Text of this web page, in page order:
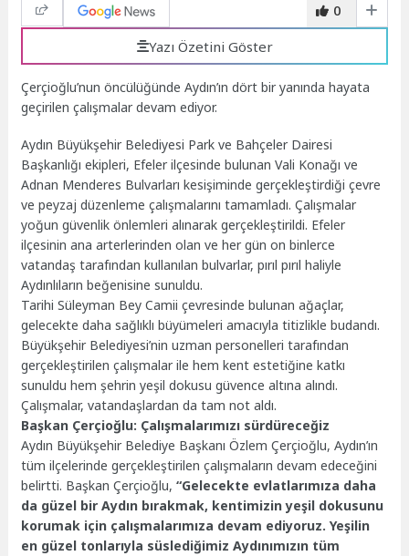
0
Yazı Özetini Göster
Çerçioğlu’nun öncülüğünde Aydın’ın dört bir yanında hayata
geçirilen çalışmalar devam ediyor.
Aydın Büyükşehir Belediyesi Park ve Bahçeler Dairesi
Başkanlığı ekipleri, Efeler ilçesinde bulunan Vali Konağı ve
Adnan Menderes Bulvarları kesişiminde gerçekleştirdiği çevre
ve peyzaj düzenleme çalışmalarını tamamladı. Çalışmalar
yoğun güvenlik önlemleri alınarak gerçekleştirildi. Efeler
ilçesinin ana arterlerinden olan ve her gün on binlerce
vatandaş tarafından kullanılan bulvarlar, pırıl pırıl haliyle
Aydınlıların beğenisine sunuldu.
Tarihi Süleyman Bey Camii çevresinde bulunan ağaçlar,
gelecekte daha sağlıklı büyümeleri amacıyla titizlikle budandı.
Büyükşehir Belediyesi’nin uzman personelleri tarafından
gerçekleştirilen çalışmalar ile hem kent estetiğine katkı
sunuldu hem şehrin yeşil dokusu güvence altına alındı.
Çalışmalar, vatandaşlardan da tam not aldı.
Başkan Çerçioğlu: Çalışmalarımızı sürdüreceğiz
Aydın Büyükşehir Belediye Başkanı Özlem Çerçioğlu, Aydın’ın
tüm ilçelerinde gerçekleştirilen çalışmaların devam edeceğini
belirtti. Başkan Çerçioğlu,“Gelecekte evlatlarımıza daha
da güzel bir Aydın bırakmak, kentimizin yeşil dokusunu
korumak için çalışmalarımıza devam ediyoruz. Yeşilin
en güzel tonlarıyla süslediğimiz Aydınımızın tüm